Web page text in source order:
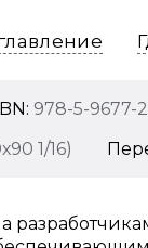
978-5-9677-
1/16)